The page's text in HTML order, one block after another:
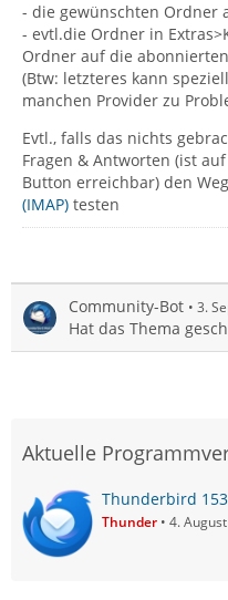
- die gewünschten Ordner
- evtl.die Ordner in
Ordner auf die
(Btw: letzteres kann
manchen Provider zu
Evtl., falls das nichts
Fragen & Antworten (ist
Button erreichbar) den
(IMAP) testen
Community-Bot 3.
Hat das Thema
Aktuelle
Thunderbird
Thunder 4.